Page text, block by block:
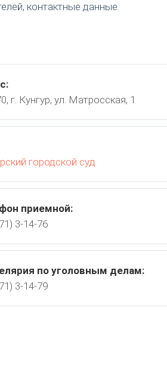
контактные данные.
г. Кунгур, ул. Матросская, 1
городской суд
приемной:
3-14-76
по уголовным делам:
3-14-79